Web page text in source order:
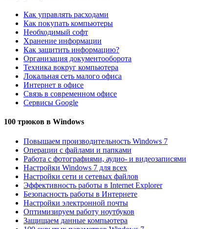
Как управлять расходами
Как покупать компьютеры
Необходимый софт
Хранение информации
Как защитить информацию?
Организация документооборота
Техника вокруг компьютера
Локальная сеть малого офиса
Интернет в офисе
Связь в современном офисе
Сервисы Google
100 трюков в Windows
Повышаем производительность Windows 7
Операции с файлами и папками
Работа с фотографиями, аудио- и видеозаписями
Настройки Windows 7 для всех
Настройки сети и сетевых файлов
Эффективность работы в Internet Explorer
Безопасность работы в Интернете
Настройки электронной почты
Оптимизируем работу ноутбуков
Защищаем данные компьютера